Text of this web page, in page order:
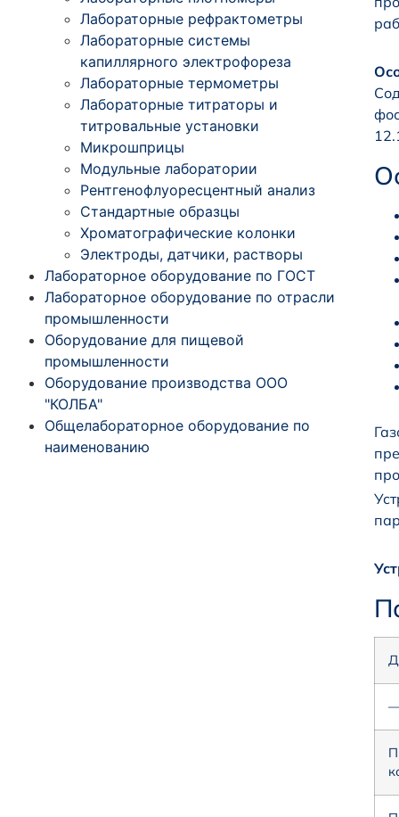
Лабораторные рефрактометры
Лабораторные системы
капиллярного электрофореза
Лабораторные термометры
Лабораторные титраторы и
титровальные установки
Микрошприцы
Модульные лаборатории
Рентгенофлуоресцентный анализ
Стандартные образцы
Хроматографические колонки
Электроды, датчики, растворы
Лабораторное оборудование по ГОСТ
Лабораторное оборудование по отрасли
промышленности
Оборудование для пищевой
промышленности
Оборудование производства ООО
"КОЛБА"
Общелабораторное оборудование по
наименованию
—